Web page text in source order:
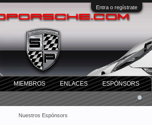
Entra o regístrate
Nuestros Espónsors
MIEMBROS ENLACES ESPÓNSORS